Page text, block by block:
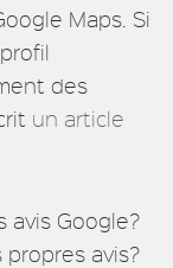
Maps. Si
des
un article
avis Google?
avis?